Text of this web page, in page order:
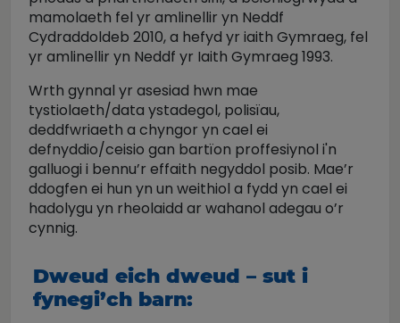
mamolaeth fel yr amlinellir yn Neddf
Cydraddoldeb 2010, a hefyd yr iaith Gymraeg, fel
yr amlinellir yn Neddf yr Iaith Gymraeg 1993.
Wrth gynnal yr asesiad hwn mae
tystiolaeth/data ystadegol, polisïau,
deddfwriaeth a chyngor yn cael ei
defnyddio/ceisio gan bartïon proffesiynol i'n
galluogi i bennu’r effaith negyddol posib. Mae’r
ddogfen ei hun yn un weithiol a fydd yn cael ei
hadolygu yn rheolaidd ar wahanol adegau o’r
cynnig.
Dweud eich dweud – sut i
fynegi’ch barn: